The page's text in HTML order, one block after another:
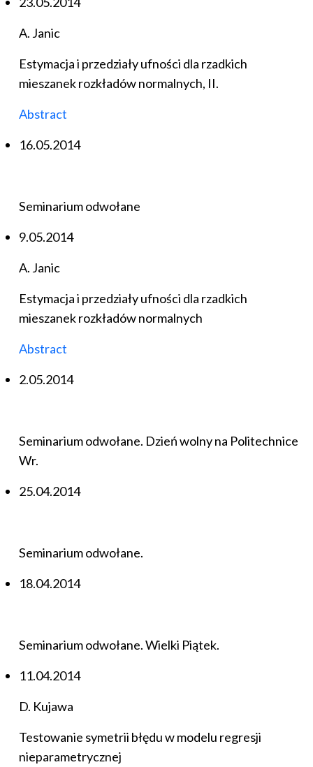
A. Janic
Estymacja i przedziały ufności dla rzadkich
mieszanek rozkładów normalnych, II.
Abstract
16.05.2014
Seminarium odwołane
9.05.2014
A. Janic
Estymacja i przedziały ufności dla rzadkich
mieszanek rozkładów normalnych
Abstract
2.05.2014
Seminarium odwołane. Dzień wolny na Politechnice
Wr.
25.04.2014
Seminarium odwołane.
18.04.2014
Seminarium odwołane. Wielki Piątek.
11.04.2014
D. Kujawa
Testowanie symetrii błędu w modelu regresji
nieparametrycznej